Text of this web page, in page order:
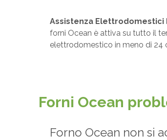
Assistenza Elettrodomestici
forni Ocean è attiva su tutto il
elettrodomestico in meno di 24
Forni Ocean
Forno Ocean non si